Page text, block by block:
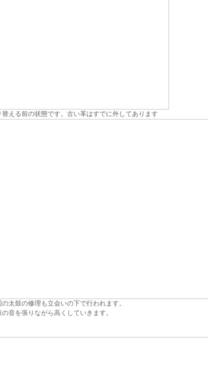
替える前の状態です。古い革はすでに外してあります
の太鼓の修理も立会いの下で行われます。
の音を張りながら高くしていきます。